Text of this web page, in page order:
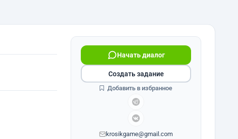
Начать диалог
krosikgame@gmail.com
Создать задание
Добавить в избранное